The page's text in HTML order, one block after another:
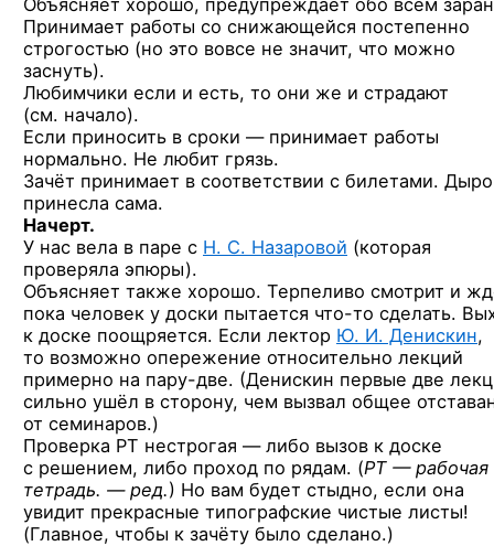
Объясняет хорошо, предупреждает обо всём
Принимает работы со снижающейся постепенно
строгостью (но это вовсе не значит, что можно
заснуть).
Любимчики если и есть, то они же и страдают
(см. начало).
Если приносить в сроки — принимает работы
нормально. Не любит грязь.
Зачёт принимает в соответствии с билетами.
принесла сама.
Начерт.
У нас вела в паре с Н. С. Назаровой (которая
проверяла эпюры).
Объясняет также хорошо. Терпеливо смотрит и
пока человек у доски пытается что-то сделать.
к доске поощряется. Если лектор Ю. И. Денискин,
то возможно опережение относительно лекций
примерно на пару-две. (Денискин первые две
сильно ушёл в сторону, чем вызвал общее
от семинаров.)
Проверка РТ нестрогая — либо вызов к доске
с решением, либо проход по рядам. (РТ — рабочая
тетрадь. — ред.) Но вам будет стыдно, если она
увидит прекрасные типографские чистые листы!
(Главное, чтобы к зачёту было сделано.)